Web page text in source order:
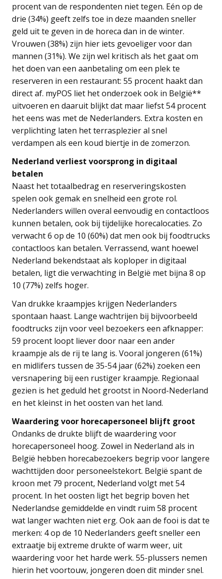
procent van de respondenten niet tegen. Eén op de
drie (34%) geeft zelfs toe in deze maanden sneller
geld uit te geven in de horeca dan in de winter.
Vrouwen (38%) zijn hier iets gevoeliger voor dan
mannen (31%). We zijn wel kritisch als het gaat om
het doen van een aanbetaling om een plek te
reserveren in een restaurant: 55 procent haakt dan
direct af. myPOS liet het onderzoek ook in België**
uitvoeren en daaruit blijkt dat maar liefst 54 procent
het eens was met de Nederlanders. Extra kosten en
verplichting laten het terrasplezier al snel
verdampen als een koud biertje in de zomerzon.
Nederland verliest voorsprong in digitaal
betalen
Naast het totaalbedrag en reserveringskosten
spelen ook gemak en snelheid een grote rol.
Nederlanders willen overal eenvoudig en contactloos
kunnen betalen, ook bij tijdelijke horecalocaties. Zo
verwacht 6 op de 10 (60%) dat men ook bij foodtrucks
contactloos kan betalen. Verrassend, want hoewel
Nederland bekendstaat als koploper in digitaal
betalen, ligt die verwachting in België met bijna 8 op
10 (77%) zelfs hoger.
Van drukke kraampjes krijgen Nederlanders
spontaan haast. Lange wachtrijen bij bijvoorbeeld
foodtrucks zijn voor veel bezoekers een afknapper:
59 procent loopt liever door naar een ander
kraampje als de rij te lang is. Vooral jongeren (61%)
en midlifers tussen de 35-54 jaar (62%) zoeken een
versnapering bij een rustiger kraampje. Regionaal
gezien is het geduld het grootst in Noord-Nederland
en het kleinst in het oosten van het land.
Waardering voor horecapersoneel blijft groot
Ondanks de drukte blijft de waardering voor
horecapersoneel hoog. Zowel in Nederland als in
België hebben horecabezoekers begrip voor langere
wachttijden door personeelstekort. België spant de
kroon met 79 procent, Nederland volgt met 54
procent. In het oosten ligt het begrip boven het
Nederlandse gemiddelde en vindt ruim 58 procent
wat langer wachten niet erg. Ook aan de fooi is dat te
merken: 4 op de 10 Nederlanders geeft sneller een
extraatje bij extreme drukte of warm weer, uit
waardering voor het harde werk. 55-plussers nemen
hierin het voortouw, jongeren doen dit minder snel.